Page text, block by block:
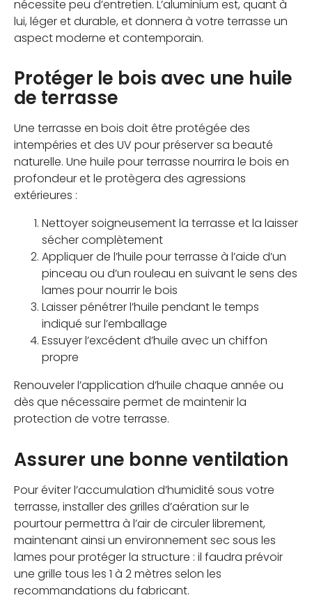
nécessite peu d’entretien. L’aluminium est, quant à
lui, léger et durable, et donnera à votre terrasse un
aspect moderne et contemporain.
Protéger le bois avec une huile
de terrasse
Une terrasse en bois doit être protégée des
intempéries et des UV pour préserver sa beauté
naturelle. Une huile pour terrasse nourrira le bois en
profondeur et le protègera des agressions
extérieures :
Nettoyer soigneusement la terrasse et la laisser
sécher complètement
Appliquer de l’huile pour terrasse à l’aide d’un
pinceau ou d’un rouleau en suivant le sens des
lames pour nourrir le bois
Laisser pénétrer l’huile pendant le temps
indiqué sur l’emballage
Essuyer l’excédent d’huile avec un chiffon
propre
Renouveler l’application d’huile chaque année ou
dès que nécessaire permet de maintenir la
protection de votre terrasse.
Assurer une bonne ventilation
Pour éviter l’accumulation d’humidité sous votre
terrasse, installer des grilles d’aération sur le
pourtour permettra à l’air de circuler librement,
maintenant ainsi un environnement sec sous les
lames pour protéger la structure : il faudra prévoir
une grille tous les 1 à 2 mètres selon les
recommandations du fabricant.